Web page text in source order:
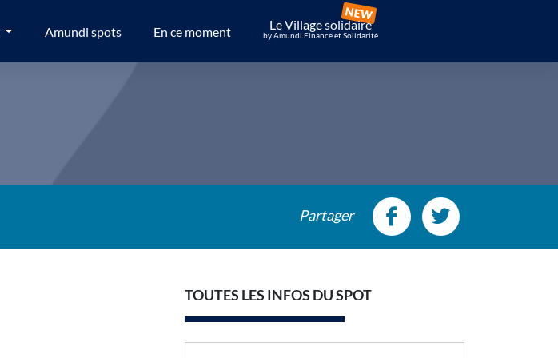
Amundi spots En ce moment Le Village solidaire
by Amundi Finance et Solidarité
Partager
TOUTES LES INFOS DU SPOT